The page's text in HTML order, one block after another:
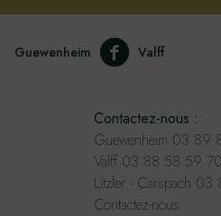
Guewenheim Valff
Contactez-nous :
Guewenheim 03 89
Valff 03 88 58 59 70
Litzler - Carspach
Contactez-nous